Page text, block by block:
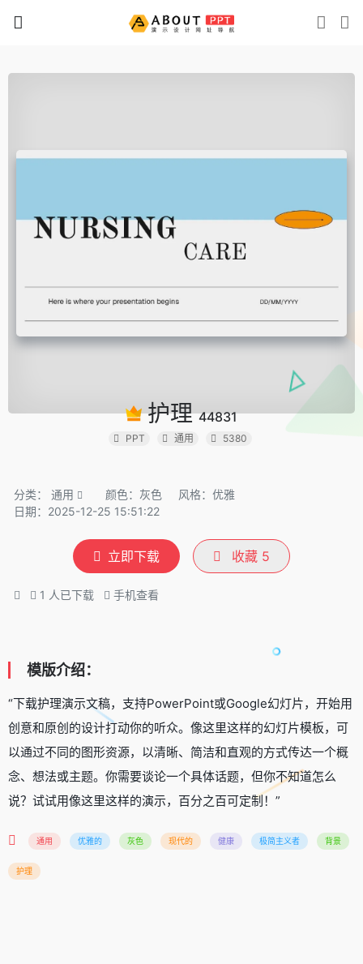
护理44831
PPT 通用 5380
分类： 通用 颜色：灰色
风格：优雅
日期：2025-12-25 15:51:22
立即下载 收藏 5
1 人已下载 手机查看
模版介绍：
“下载护理演示文稿，支持PowerPoint或Google幻灯片，开始用
创意和原创的设计打动你的听众。像这里这样的幻灯片模板，可
以通过不同的图形资源，以清晰、简洁和直观的方式传达一个概
念、想法或主题。你需要谈论一个具体话题，但你不知道怎么
说？试试用像这里这样的演示，百分之百可定制！”
通用 优雅的 灰色 现代的 健康 极简主义者 背景
护理